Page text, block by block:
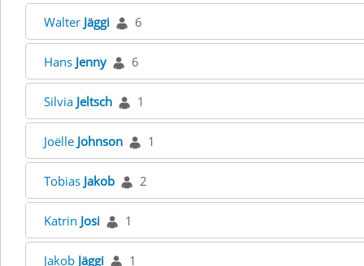
Walter Jäggi 6
Hans Jenny 6
Silvia Jeltsch 1
Joëlle Johnson 1
Tobias Jakob 2
Katrin Josi 1
Jakob Jäggi 1